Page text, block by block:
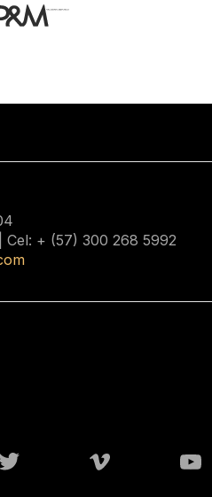
| Cel: + (57) 300 268 5992